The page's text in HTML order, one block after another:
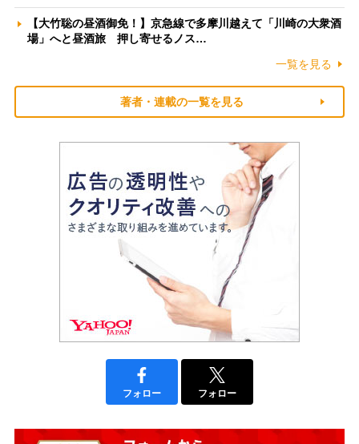
【大竹聡の昼酒御免！】京急線で多摩川越えて「川崎の大衆酒
場」へと昼酒旅 押し寄せるノス…
一覧を見る
著者・連載の一覧を見る
フォロー フォロー